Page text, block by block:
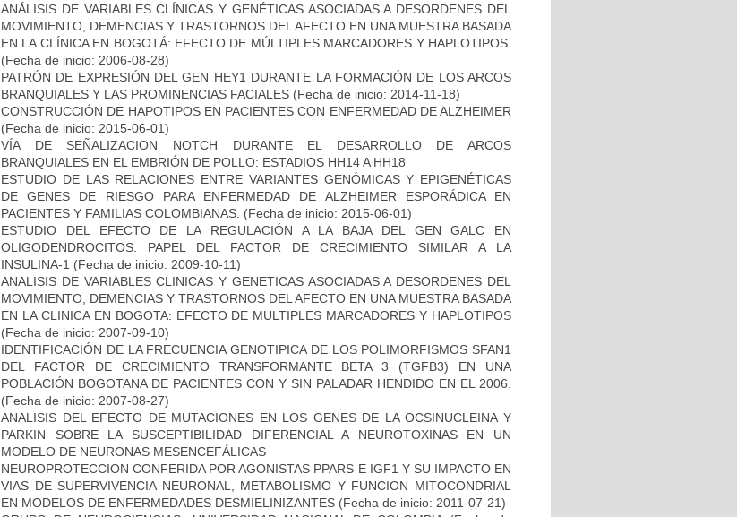
ANÁLISIS DE VARIABLES CLÍNICAS Y GENÉTICAS ASOCIADAS A DESORDENES DEL
MOVIMIENTO, DEMENCIAS Y TRASTORNOS DEL AFECTO EN UNA MUESTRA BASADA
EN LA CLÍNICA EN BOGOTÁ: EFECTO DE MÚLTIPLES MARCADORES Y HAPLOTIPOS.
(Fecha de inicio: 2006-08-28)
PATRÓN DE EXPRESIÓN DEL GEN HEY1 DURANTE LA FORMACIÓN DE LOS ARCOS
BRANQUIALES Y LAS PROMINENCIAS FACIALES (Fecha de inicio: 2014-11-18)
CONSTRUCCIÓN DE HAPOTIPOS EN PACIENTES CON ENFERMEDAD DE ALZHEIMER
(Fecha de inicio: 2015-06-01)
VÍA DE SEÑALIZACION NOTCH DURANTE EL DESARROLLO DE ARCOS
BRANQUIALES EN EL EMBRIÓN DE POLLO: ESTADIOS HH14 A HH18
ESTUDIO DE LAS RELACIONES ENTRE VARIANTES GENÓMICAS Y EPIGENÉTICAS
DE GENES DE RIESGO PARA ENFERMEDAD DE ALZHEIMER ESPORÁDICA EN
PACIENTES Y FAMILIAS COLOMBIANAS. (Fecha de inicio: 2015-06-01)
ESTUDIO DEL EFECTO DE LA REGULACIÓN A LA BAJA DEL GEN GALC EN
OLIGODENDROCITOS: PAPEL DEL FACTOR DE CRECIMIENTO SIMILAR A LA
INSULINA-1 (Fecha de inicio: 2009-10-11)
ANALISIS DE VARIABLES CLINICAS Y GENETICAS ASOCIADAS A DESORDENES DEL
MOVIMIENTO, DEMENCIAS Y TRASTORNOS DEL AFECTO EN UNA MUESTRA BASADA
EN LA CLINICA EN BOGOTA: EFECTO DE MULTIPLES MARCADORES Y HAPLOTIPOS
(Fecha de inicio: 2007-09-10)
IDENTIFICACIÓN DE LA FRECUENCIA GENOTIPICA DE LOS POLIMORFISMOS SFAN1
DEL FACTOR DE CRECIMIENTO TRANSFORMANTE BETA 3 (TGFB3) EN UNA
POBLACIÓN BOGOTANA DE PACIENTES CON Y SIN PALADAR HENDIDO EN EL 2006.
(Fecha de inicio: 2007-08-27)
ANALISIS DEL EFECTO DE MUTACIONES EN LOS GENES DE LA OCSINUCLEINA Y
PARKIN SOBRE LA SUSCEPTIBILIDAD DIFERENCIAL A NEUROTOXINAS EN UN
MODELO DE NEURONAS MESENCEFÁLICAS
NEUROPROTECCION CONFERIDA POR AGONISTAS PPARS E IGF1 Y SU IMPACTO EN
VIAS DE SUPERVIVENCIA NEURONAL, METABOLISMO Y FUNCION MITOCONDRIAL
EN MODELOS DE ENFERMEDADES DESMIELINIZANTES (Fecha de inicio: 2011-07-21)